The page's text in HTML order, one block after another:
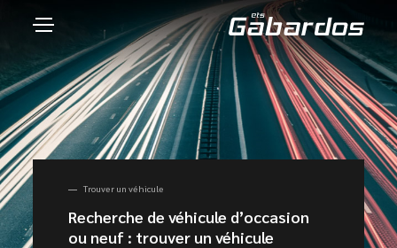
Trouver un véhicule
Recherche de véhicule d’occasion
ou neuf : trouver un véhicule